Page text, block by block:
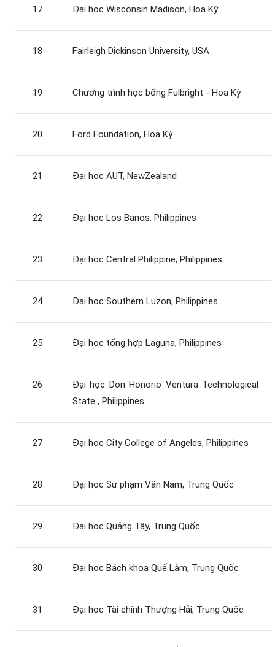
17 Đại học Wisconsin Madison, Hoa Kỳ
18 Fairleigh Dickinson University, USA
19 Chương trình học bổng Fulbright - Hoa Kỳ
20 Ford Foundation, Hoa Kỳ
21 Đại học AUT, NewZealand
22 Đại học Los Banos, Philippines
23 Đại học Central Philippine, Philippines
24 Đại học Southern Luzon, Philippines
25 Đại học tổng hợp Laguna, Philippines
26
Đại học Don Honorio Ventura Technological
State , Philippines
27 Đại học City College of Angeles, Philippines
28 Đại học Sư phạm Vân Nam, Trung Quốc
29 Đại học Quảng Tây, Trung Quốc
30 Đại học Bách khoa Quế Lâm, Trung Quốc
31 Đại học Tài chính Thượng Hải, Trung Quốc